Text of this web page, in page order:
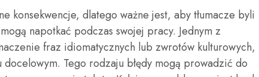
konsekwencje, dlatego ważne jest, aby tłumacze byli
napotkać podczas swojej pracy. Jednym z
fraz idiomatycznych lub zwrotów kulturowych,
Tego rodzaju błędy mogą prowadzić do